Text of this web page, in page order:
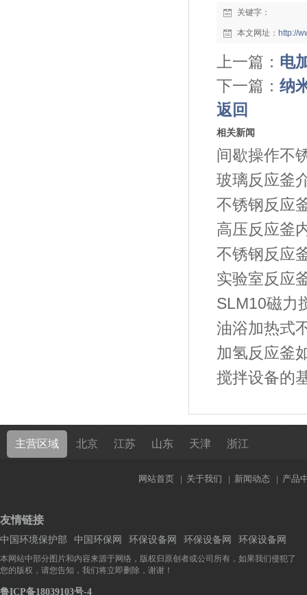
关键字：
本文网址： http://
上一篇： 电
下一篇： 纳
返回
相关新闻
间歇操作不
玻璃反应釜
不锈钢反应
高压反应釜
不锈钢反应
实验室反应
SLM10磁力
油浴加热式
加氢反应釜
搅拌设备的
主营区域 北京 江苏 山东 天津 浙江
网站首页 | 关于我们 | 新闻动态 | 产品
友情链接
中国环境保护部 中国环保网 环保设备网 环保设备网 环保设备网
本网站中部分图片和内容来源于网络，版权归原创者或公司所有，如果我们侵犯了
您的版权，请您告知，我们将立即删除，谢谢！
鲁ICP备18039103号-4